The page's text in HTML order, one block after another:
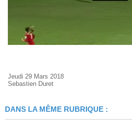
Jeudi 29 Mars 2018
Sebastien Duret
DANS LA MÊME RUBRIQUE :